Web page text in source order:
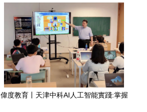
偉度教育丨天津中科AI人工智能實踐:掌握